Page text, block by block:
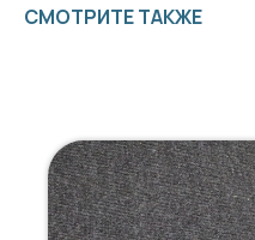
СМОТРИТЕ ТАКЖЕ